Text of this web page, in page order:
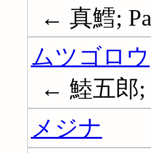
← 真鱈;
ムツゴロウ
← 鯥五郎;
メジナ